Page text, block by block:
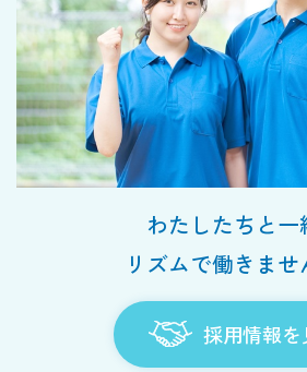
わたしたちと一
リズムで働きませ
採用情報を